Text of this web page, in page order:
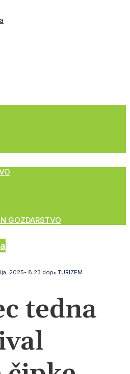
GOZDARSTVO
2025• 8:23 dop• TURIZEM
tedna